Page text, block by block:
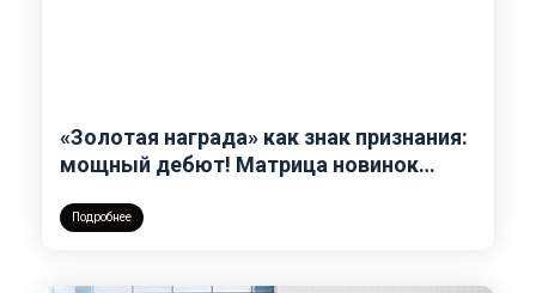
«Золотая награда» как знак признания:
мощный дебют! Матрица новинок
Подробнее